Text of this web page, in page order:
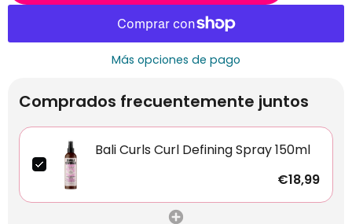
Más opciones de pago
Comprados frecuentemente juntos
Bali Curls Curl Defining Spray 150ml
€18,99